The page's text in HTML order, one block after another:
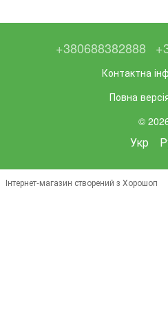
+380688382888
Контактна
Повна
©
Укр
Інтернет-магазин створений з Хорошоп